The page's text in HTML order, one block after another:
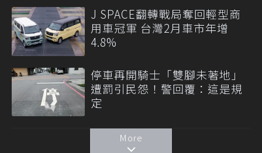
J SPACE翻轉戰局奪回輕型商
用車冠軍 台灣2月車市年增
4.8%
停車再開騎士「雙腳未著地」
遭罰引民怨！警回覆：這是規
定
More